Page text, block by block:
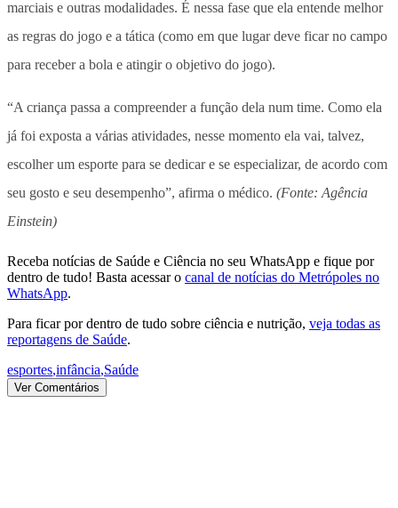
marciais e outras modalidades. É nessa fase que ela entende melhor
as regras do jogo e a tática (como em que lugar deve ficar no campo
para receber a bola e atingir o objetivo do jogo).
“A criança passa a compreender a função dela num time. Como ela
já foi exposta a várias atividades, nesse momento ela vai, talvez,
escolher um esporte para se dedicar e se especializar, de acordo com
seu gosto e seu desempenho”, afirma o médico. (Fonte: Agência
Einstein)
Receba notícias de Saúde e Ciência no seu WhatsApp e fique por
dentro de tudo! Basta acessar o canal de notícias do Metrópoles no
WhatsApp.
Para ficar por dentro de tudo sobre ciência e nutrição, veja todas as
reportagens de Saúde.
esportes,infância,Saúde
Ver Comentários